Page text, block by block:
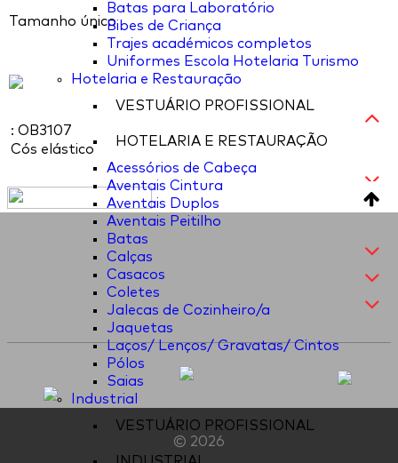
Batas para Laboratório
Bibes de Criança
Trajes académicos completos
Uniformes Escola Hotelaria Turismo
Hotelaria e Restauração
VESTUÁRIO PROFISSIONAL
HOTELARIA E RESTAURAÇÃO
Acessórios de Cabeça
Aventais Cintura
Aventais Duplos
Aventais Peitilho
Batas
Calças
Casacos
Coletes
Jalecas de Cozinheiro/a
Jaquetas
Laços/ Lenços/ Gravatas/ Cintos
Pólos
Saias
Industrial
VESTUÁRIO PROFISSIONAL
Tamanho único
: OB3107
Cós elástico
© 2026